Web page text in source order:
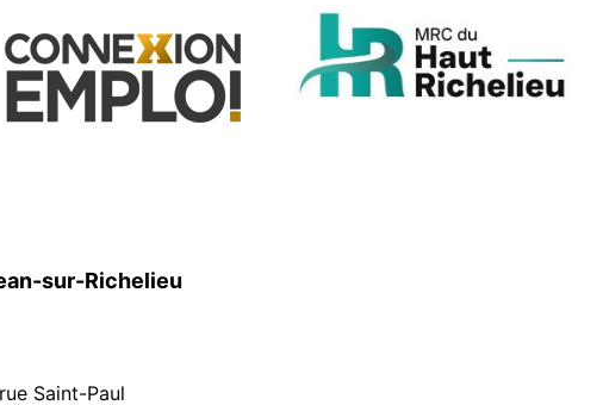
sur-Richelieu
Saint-Paul